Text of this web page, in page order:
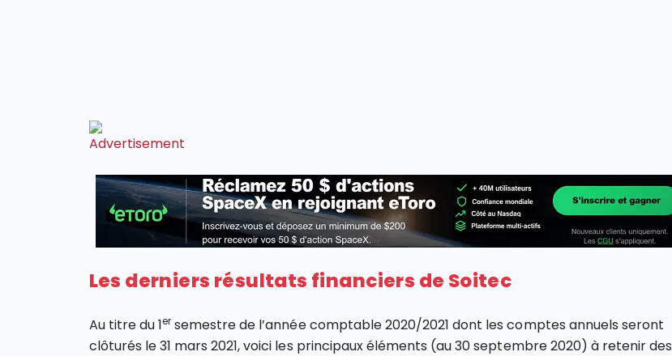
Les derniers résultats financiers de Soitec
Au titre du 1ersemestre de l’année comptable 2020/2021 dont les comptes annuels seront
clôturés le 31 mars 2021, voici les principaux éléments (au 30 septembre 2020) à retenir des